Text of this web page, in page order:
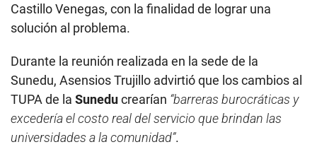
Castillo Venegas, con la finalidad de lograr una
solución al problema.
Durante la reunión realizada en la sede de la
Sunedu, Asensios Trujillo advirtió que los cambios al
TUPA de la Suneducrearían “barreras burocráticas y
excedería el costo real del servicio que brindan las
universidades a la comunidad”.